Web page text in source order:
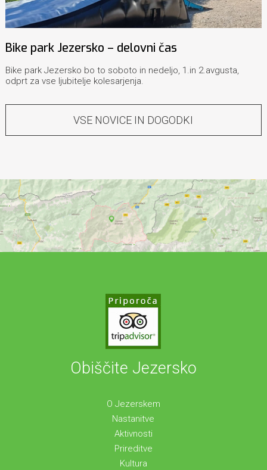
Bike park Jezersko – delovni čas
Bike park Jezersko bo to soboto in nedeljo, 1.in 2.avgusta,
odprt za vse ljubitelje kolesarjenja.
VSE NOVICE IN DOGODKI
Obiščite Jezersko
O Jezerskem
Nastanitve
Aktivnosti
Prireditve
Kultura